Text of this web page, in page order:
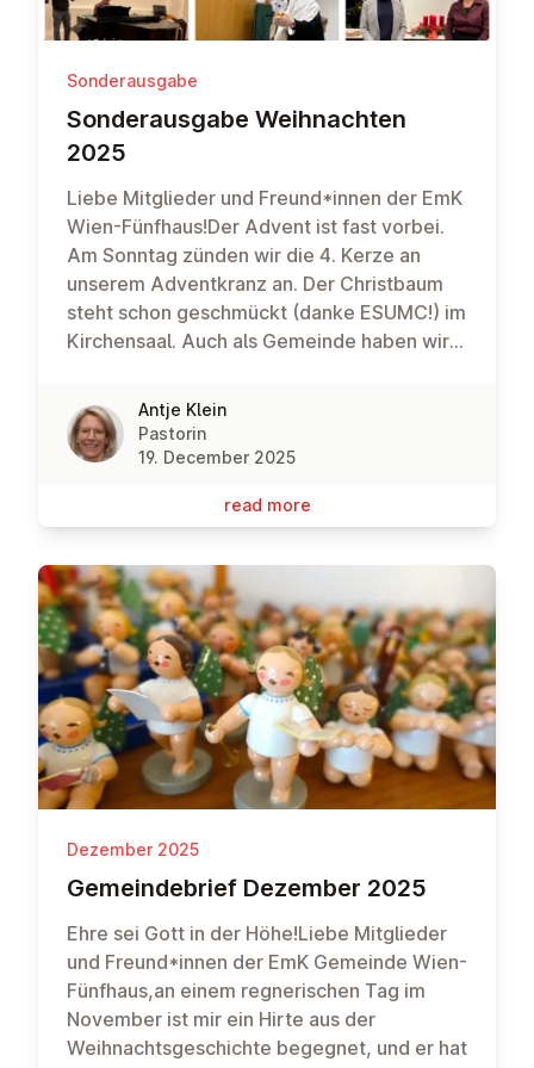
Sonderausgabe
Son­deraus­gabe Weih­nacht­en
2025
Liebe Mitglieder und Freund*innen der EmK
Wien-Fünfhaus!Der Advent ist fast vorbei.
Am Sonntag zünden wir die 4. Kerze an
unserem Adventkranz an. Der Christbaum
steht schon geschmückt (danke ESUMC!) im
Kirchensaal. Auch als Gemeinde haben wir
vorbereitet auf das Kommen unseres Herrn.
Ein paar Eindrücke seht ihr hier auf den
Bildern.
Antje Klein
Pastorin
19. December 2025
read more
Dezember 2025
Ge­meinde­brief Dezember 2025
Ehre sei Gott in der Höhe!Liebe Mitglieder
und Freund*innen der EmK Gemeinde Wien-
Fünfhaus,an einem regnerischen Tag im
November ist mir ein Hirte aus der
Weihnachtsgeschichte begegnet, und er hat